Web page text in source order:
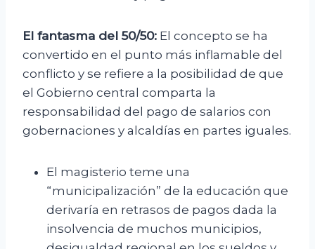
El fantasma del 50/50: El concepto se ha
convertido en el punto más inflamable del
conflicto y se refiere a la posibilidad de que
el Gobierno central comparta la
responsabilidad del pago de salarios con
gobernaciones y alcaldías en partes iguales.
El magisterio teme una
“municipalización” de la educación que
derivaría en retrasos de pagos dada la
insolvencia de muchos municipios,